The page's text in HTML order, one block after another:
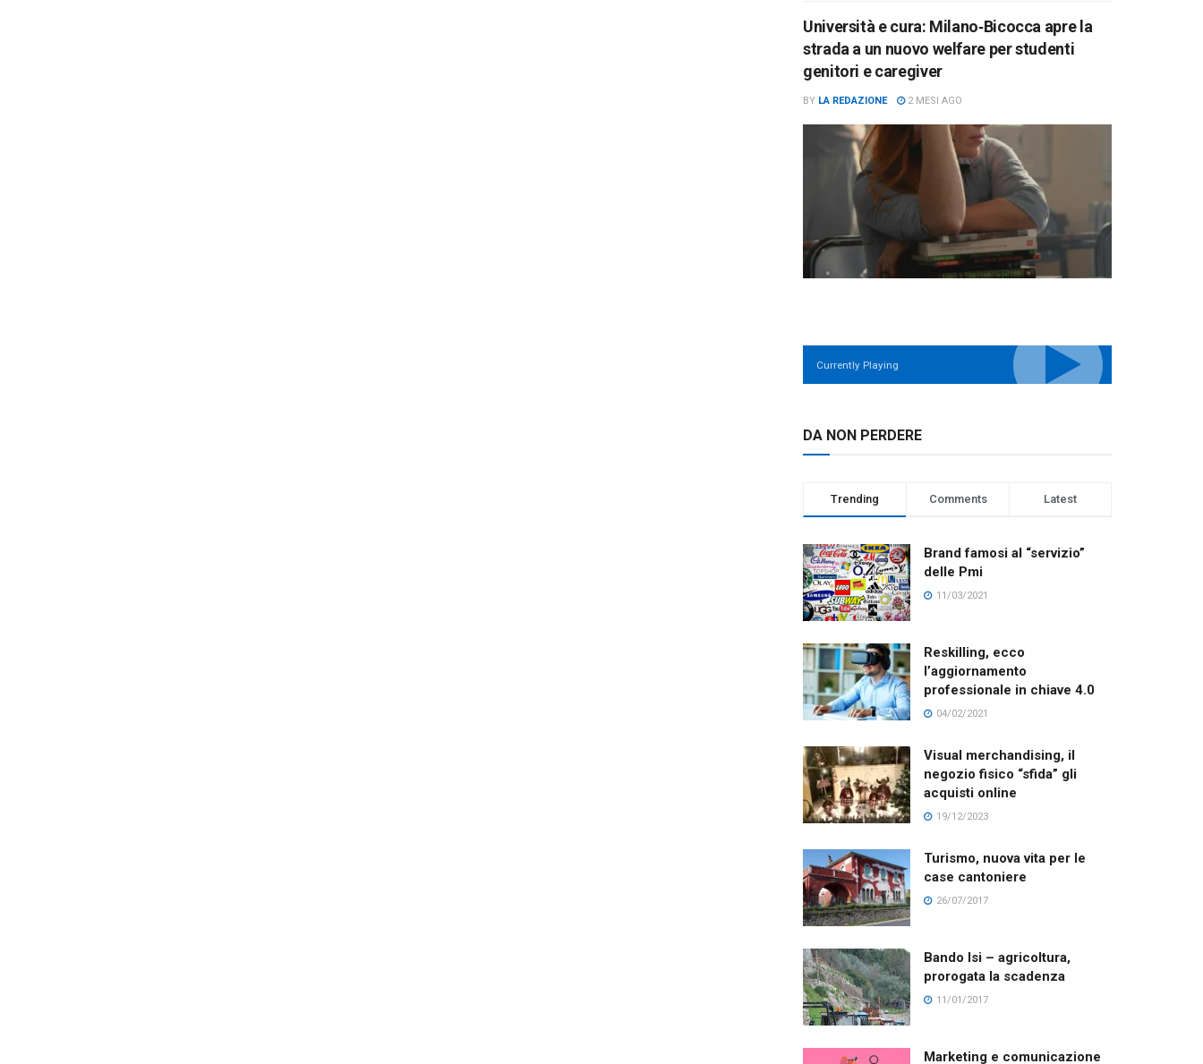
Università e cura: Milano‑Bicocca apre la
strada a un nuovo welfare per studenti
genitori e caregiver
BY LA REDAZIONE 2 MESI AGO
Currently Playing
DA NON PERDERE
Trending Comments Latest
Brand famosi al “servizio”
delle Pmi
11/03/2021
Reskilling, ecco
l’aggiornamento
professionale in chiave 4.0
04/02/2021
Visual merchandising, il
negozio fisico “sfida” gli
acquisti online
19/12/2023
Turismo, nuova vita per le
case cantoniere
26/07/2017
Bando Isi – agricoltura,
prorogata la scadenza
11/01/2017
Marketing e comunicazione